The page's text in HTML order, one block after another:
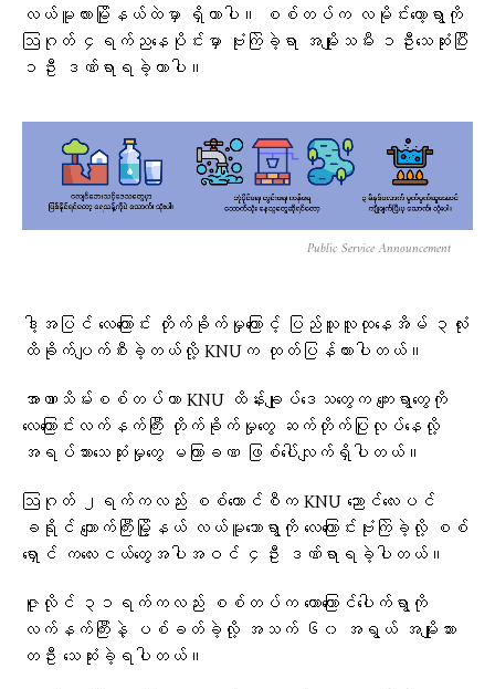
‎လယ်မူလားမြိုနယ်ထဲမှာ ရှိတာပါ။ စစ်တပ်က လမိုင်းကော့ရွာကို
ဩဂုတ် ၄ရက်ညနေပိုင်းမှာ ဗုံးကြဲခဲ့ရာ အမျိုးသမီး ၁ဦးသေဆုံးပြီး
၁ဦး ဒဏ်ရာရခဲ့တာပါ။
Public Service Announcement
ဒါ့အပြင် လေကြောင်း တိုက်ခိုက်မှုကြောင့် ပြည်သူလူထုနေအိမ် ၃လုံး
ထိခိုက်ပျက်စီးခဲ့တယ်လို့ KNUက ထုတ်ပြန်ထားပါတယ်။
အာဏာသိမ်းစစ်တပ်ဟာ KNU ထိန်းချုပ်ဒေသတွေက ကျေးရွာတွေကို
လေကြောင်းလက်နက်ကြီး တိုက်ခိုက်မှုတွေ ဆက်တိုက်ပြုလုပ်နေလို့
အရပ်သားသေဆုံးမှုတွေ မကြာခဏ ဖြစ်ပေါ်လျက်ရှိပါတယ်။
ဩဂုတ် ၂ရက်ကလည်း စစ်ကောင်စီက KNU ညောင်လေးပင်
ခရိုင် ကျောက်ကြီးမြို့နယ် လယ်မူသောရွာကို လေကြောင်းဗုံးကြဲခဲ့လို့ စစ်
ရှောင် ကလေးငယ်တွေအပါအဝင် ၄ဦး ဒဏ်ရာရခဲ့ပါတယ်။
ဇူလိုင် ၃၁ရက်ကလည်း စစ်တပ်က တောကြောင်ပေါက်ရွာကို
လက်နက်ကြီးနဲ့ ပစ်ခတ်ခဲ့လို့ အသက် ၆၀ အရွယ် အမျိုးသား
တဦး သေဆုံးခဲ့ရပါတယ်။